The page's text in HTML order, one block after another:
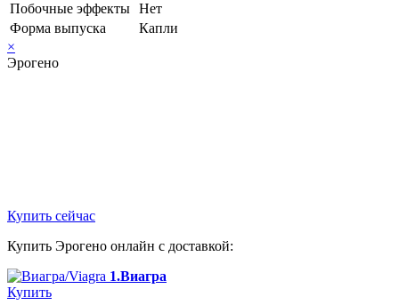
Побочные эффекты Нет
Форма выпуска
Капли
×
Эрогено
Купить сейчас
Купить Эрогено онлайн с доставкой:
1.Виагра
Купить